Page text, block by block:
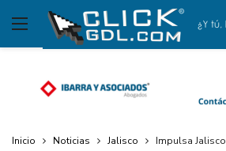
Inicio Noticias Jalisco Impulsa